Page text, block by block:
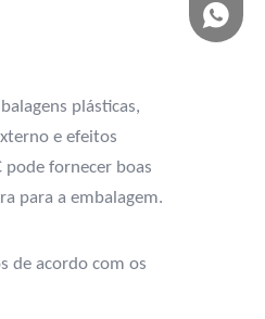
plásticas,
e efeitos
pode fornecer boas
para a embalagem.
de acordo com os
(+86) -